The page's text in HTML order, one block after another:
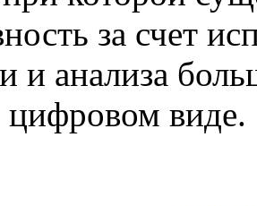
за счет
и анализа
виде.